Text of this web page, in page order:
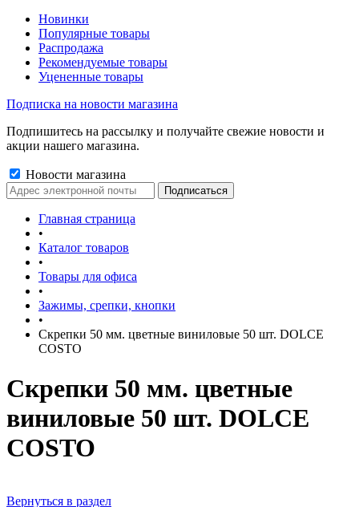
Новинки
Популярные товары
Распродажа
Рекомендуемые товары
Уцененные товары
Подписка на новости магазина
Подпишитесь на рассылку и получайте свежие новости и
акции нашего магазина.
Новости магазина
Главная страница
•
Каталог товаров
•
Товары для офиса
•
Зажимы, срепки, кнопки
•
Скрепки 50 мм. цветные виниловые 50 шт. DOLCE
COSTO
Скрепки 50 мм. цветные
виниловые 50 шт. DOLCE
COSTO
Вернуться в раздел